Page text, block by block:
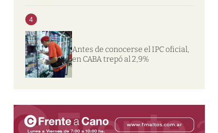
4
Antes de conocerse el IPC oficial,
en CABA trepó al 2,9%